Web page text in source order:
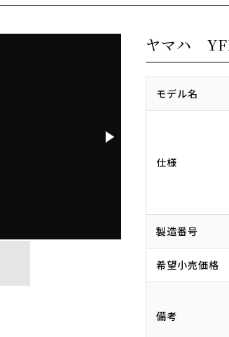
ヤマハ
モデル名
仕様
製造番号
希望小売価格
備考